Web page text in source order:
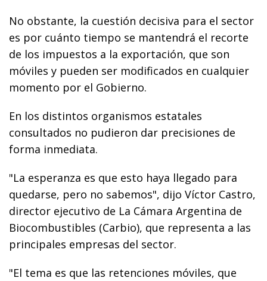
No obstante, la cuestión decisiva para el sector
es por cuánto tiempo se mantendrá el recorte
de los impuestos a la exportación, que son
móviles y pueden ser modificados en cualquier
momento por el Gobierno.
En los distintos organismos estatales
consultados no pudieron dar precisiones de
forma inmediata.
"La esperanza es que esto haya llegado para
quedarse, pero no sabemos", dijo Víctor Castro,
director ejecutivo de La Cámara Argentina de
Biocombustibles (Carbio), que representa a las
principales empresas del sector.
"El tema es que las retenciones móviles, que